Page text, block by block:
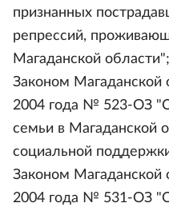
признанных
репрессий,
Магаданской области";
Законом Магаданской
2004 года № 523-ОЗ "О
семьи в Магаданской
социальной
Законом Магаданской
2004 года № 531-ОЗ